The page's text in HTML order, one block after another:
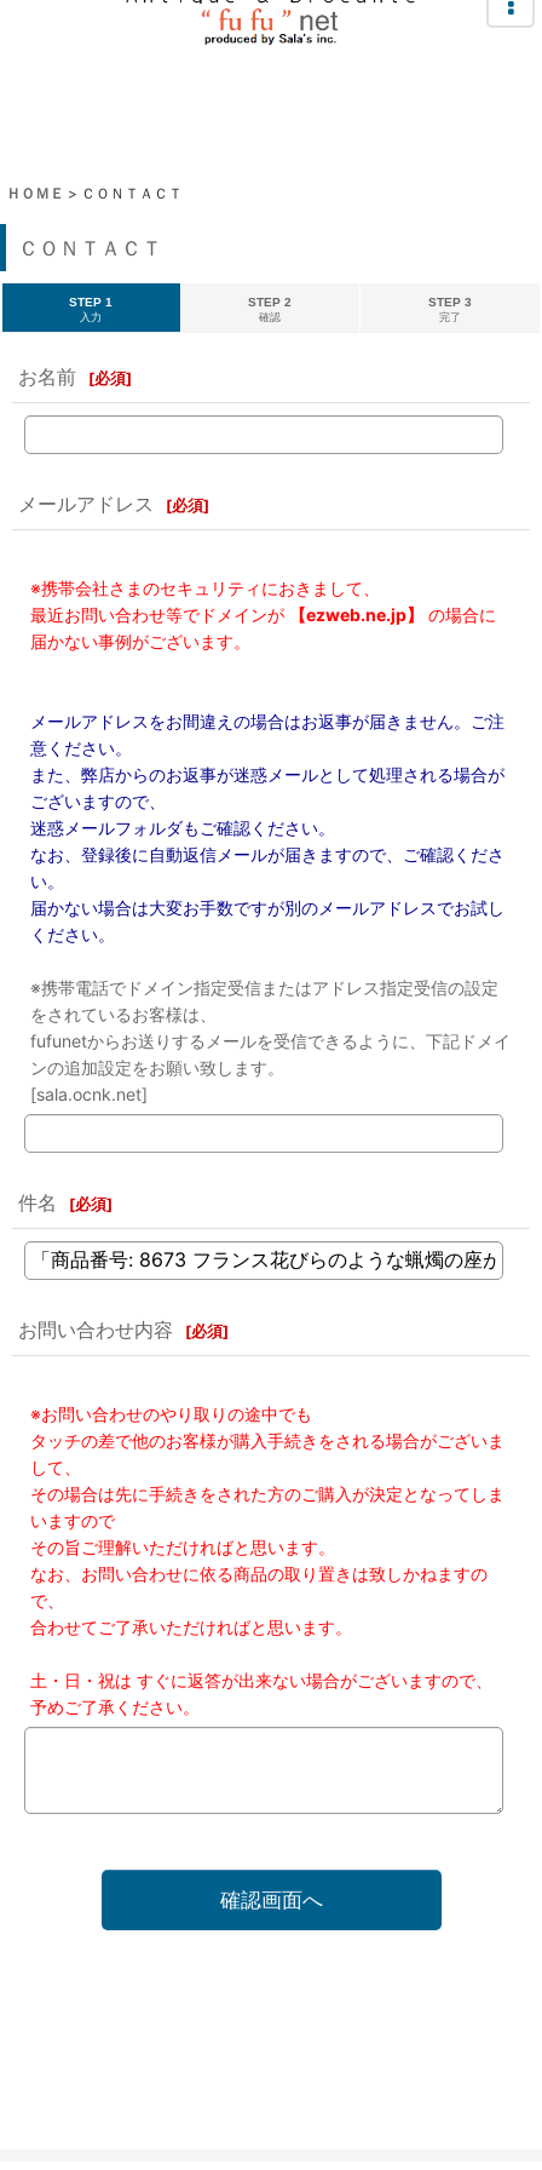
ＨＯＭＥ > ＣＯＮＴＡＣＴ
ＣＯＮＴＡＣＴ
STEP 1
入力
STEP 2
確認
STEP 3
完了
お名前 [必須]
メールアドレス [必須]
※携帯会社さまのセキュリティにおきまして、
最近お問い合わせ等でドメインが
【ezweb.ne.jp】
の場合に
届かない事例がございます。
メールアドレスをお間違えの場合はお返事が届きません。ご注
意ください。
また、弊店からのお返事が迷惑メールとして処理される場合が
ございますので、
迷惑メールフォルダもご確認ください。
なお、登録後に自動返信メールが届きますので、ご確認くださ
い。
届かない場合は大変お手数ですが別のメールアドレスでお試し
ください。
※携帯電話でドメイン指定受信またはアドレス指定受信の設定
をされているお客様は、
fufunetからお送りするメールを受信できるように、下記ドメイ
ンの追加設定をお願い致します。
[sala.ocnk.net]
件名 [必須]
お問い合わせ内容 [必須]
※お問い合わせのやり取りの途中でも
タッチの差で他のお客様が購入手続きをされる場合がございま
して、
その場合は先に手続きをされた方のご購入が決定となってしま
いますので
その旨ご理解いただければと思います。
なお、お問い合わせに依る商品の取り置きは致しかねますの
で、
合わせてご了承いただければと思います。
土・日・祝は すぐに返答が出来ない場合がございますので、
予めご了承ください。
確認画面へ